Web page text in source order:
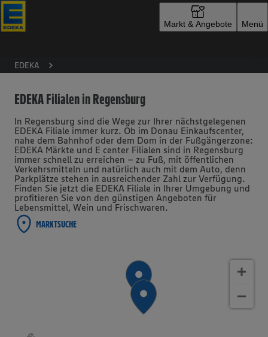
Markt & Angebote Menü
EDEKA
EDEKA Filialen in Regensburg
In Regensburg sind die Wege zur Ihrer nächstgelegenen
EDEKA Filiale immer kurz. Ob im Donau Einkaufscenter,
nahe dem Bahnhof oder dem Dom in der Fußgängerzone:
EDEKA Märkte und E center Filialen sind in Regensburg
immer schnell zu erreichen – zu Fuß, mit öffentlichen
Verkehrsmitteln und natürlich auch mit dem Auto, denn
Parkplätze stehen in ausreichender Zahl zur Verfügung.
Finden Sie jetzt die EDEKA Filiale in Ihrer Umgebung und
profitieren Sie von den günstigen Angeboten für
Lebensmittel, Wein und Frischwaren.
MARKTSUCHE